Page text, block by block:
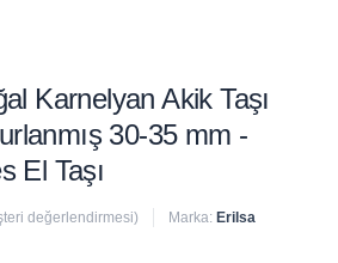
Karnelyan Akik Taşı
30-35 mm -
El Taşı
değerlendirmesi) Marka: Erilsa